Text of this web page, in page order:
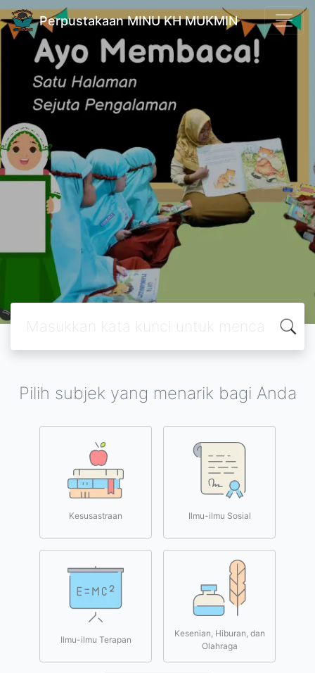
Perpustakaan MINU KH MUKMIN
Pilih subjek yang menarik bagi Anda
Kesusastraan Ilmu-ilmu Sosial
Ilmu-ilmu Terapan
Kesenian, Hiburan, dan
Olahraga